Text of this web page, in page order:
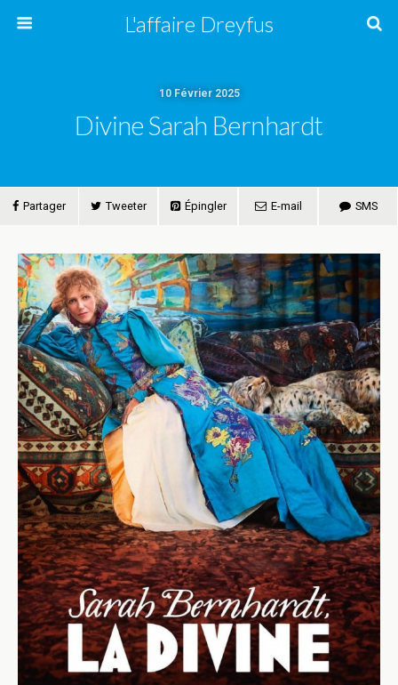
L'affaire Dreyfus
10 Février 2025
Divine Sarah Bernhardt
Partager Tweeter Épingler E-mail SMS